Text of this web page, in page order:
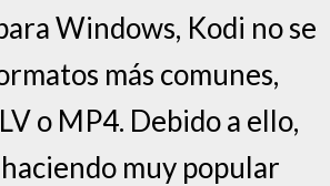
Windows, Kodi no se
más comunes,
o MP4. Debido a ello,
muy popular